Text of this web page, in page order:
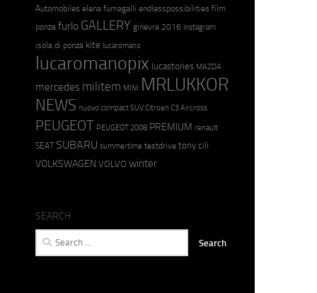
Automobiles elena fumagalli endlesspossibilities film
ponza furlo GALLERY ginevra 2016 instagram
isola di ponza kite lucaromano
lucaromanopix lucastories MAZDA
mercedes militem MINI MRLUKKOR
NEWS nuovo compact SUV Citroen C3 Aircross
PEUGEOT PEUGEOT 2008 PREMIUM renault
SEAT SUBARU summertime testdrive tony cili
VOLKSWAGEN VOLVO winter
SEARCH
Search
for: